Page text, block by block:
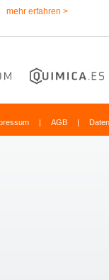
mehr erfahren >
| AGB |